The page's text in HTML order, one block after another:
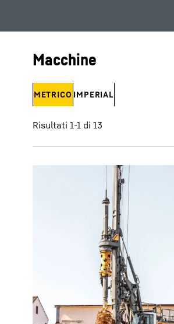
Macchine
Risultati 1-1 di 13
METRICO IMPERIAL